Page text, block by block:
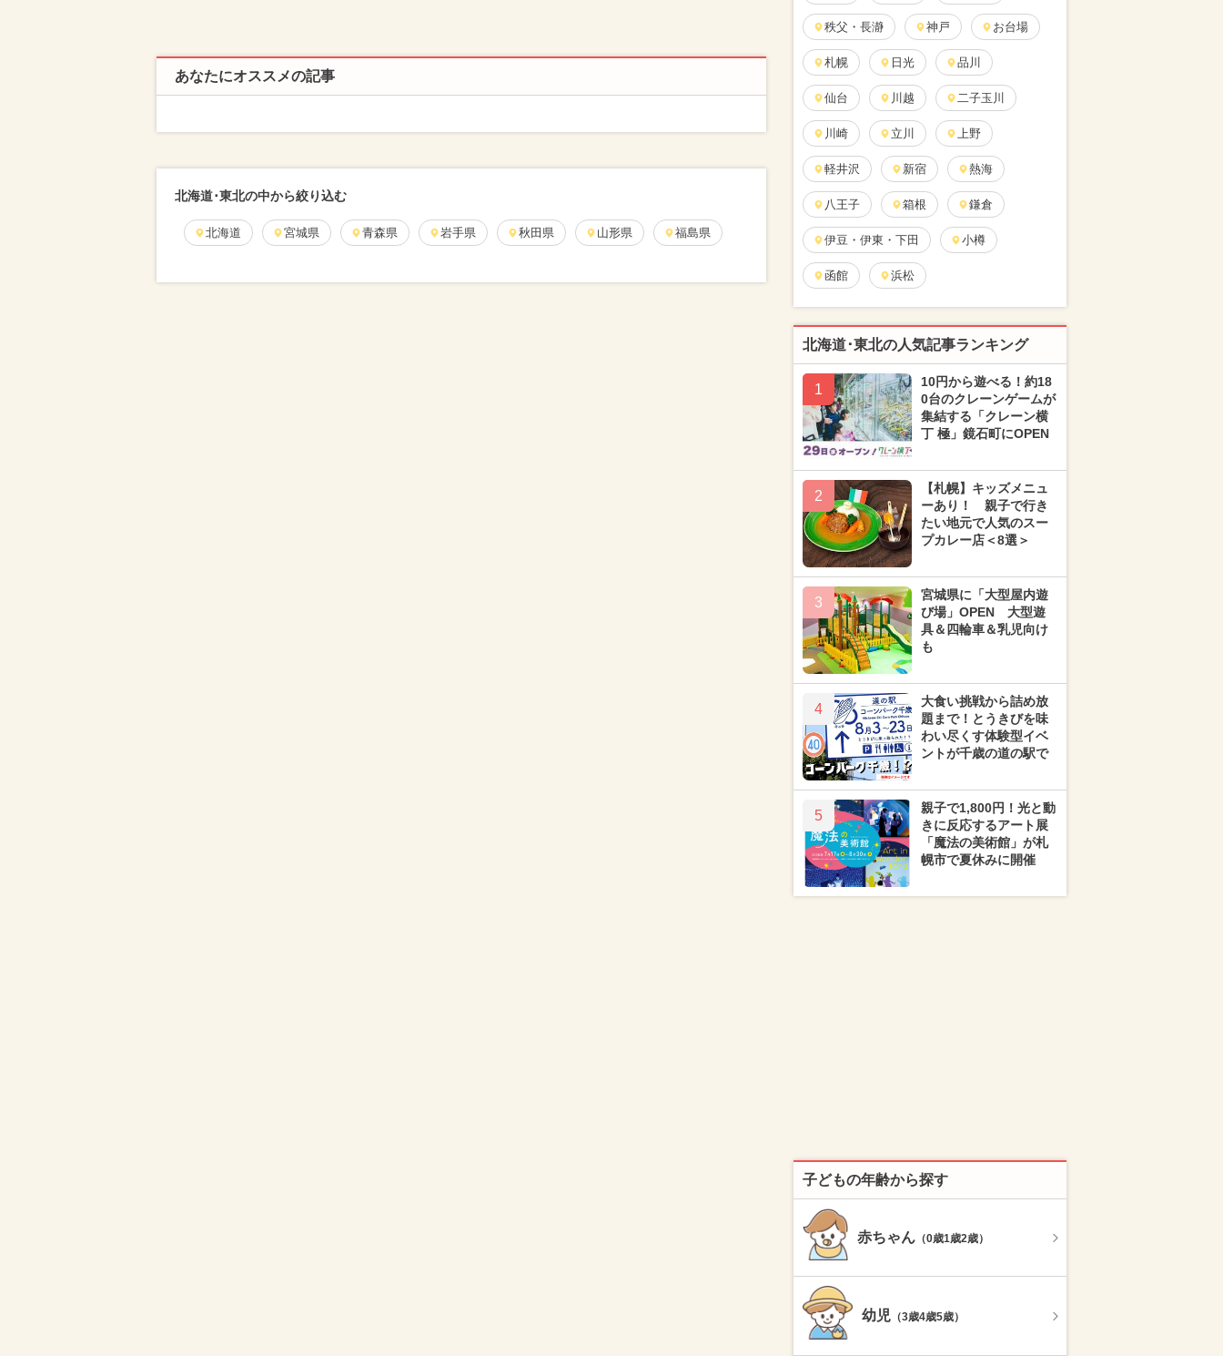
あなたにオススメの記事
北海道･東北の中から絞り込む
北海道 宮城県 青森県 岩手県 秋田県 山形県 福島県
秩父・長瀞 神戸 お台場
札幌 日光 品川
仙台 川越 二子玉川
川崎 立川 上野
軽井沢 新宿 熱海
八王子 箱根 鎌倉
伊豆・伊東・下田 小樽
函館 浜松
北海道･東北の人気記事ランキング
1
10円から遊べる！約18
0台のクレーンゲームが
集結する「クレーン横
丁 極」鏡石町にOPEN
2
【札幌】キッズメニュ
ーあり！ 親子で行き
たい地元で人気のスー
プカレー店＜8選＞
3
宮城県に「大型屋内遊
び場」OPEN 大型遊
具＆四輪車＆乳児向け
も
4
大食い挑戦から詰め放
題まで！とうきびを味
わい尽くす体験型イベ
ントが千歳の道の駅で
5
親子で1,800円！光と動
きに反応するアート展
「魔法の美術館」が札
幌市で夏休みに開催
子どもの年齢から探す
赤ちゃん （0歳1歳2歳）
幼児 （3歳4歳5歳）